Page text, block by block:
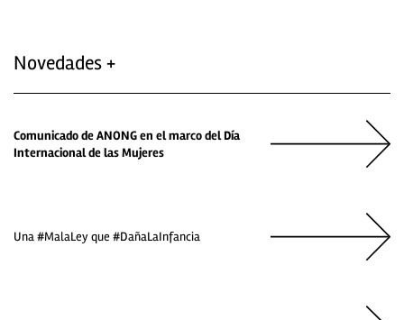
Novedades +
Comunicado de ANONG en el marco del Día
Internacional de las Mujeres
Una #MalaLey que #DañaLaInfancia